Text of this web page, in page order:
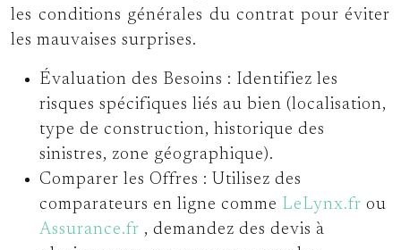
les conditions générales du contrat pour éviter
les mauvaises surprises.
Évaluation des Besoins : Identifiez les
risques spécifiques liés au bien (localisation,
type de construction, historique des
sinistres, zone géographique).
Comparer les Offres : Utilisez des
comparateurs en ligne comme LeLynx.fr ou
Assurance.fr , demandez des devis à